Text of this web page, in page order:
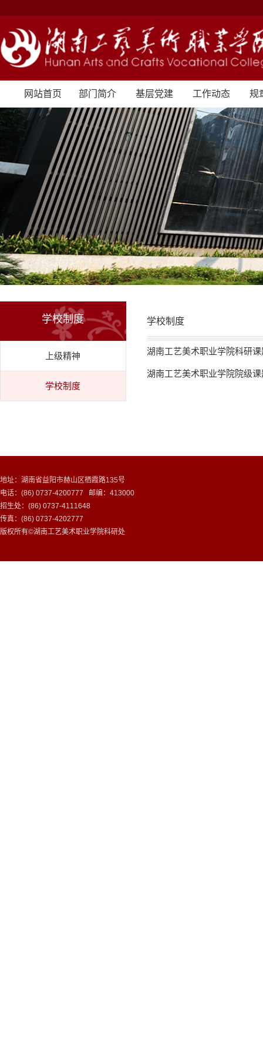
网站首页 部门简介 基层党建 工作动态 规
学校制度
上级精神
学校制度
学校制度
湖南工艺美术职业学院科研
湖南工艺美术职业学院院级
地址：湖南省益阳市赫山区栖霞路135号
电话：(86) 0737-4200777 邮编：413000
招生处：(86) 0737-4111648
传真：(86) 0737-4202777
版权所有©湖南工艺美术职业学院科研处